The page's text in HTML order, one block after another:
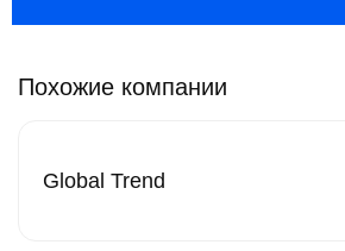
Похожие компании
Global Trend